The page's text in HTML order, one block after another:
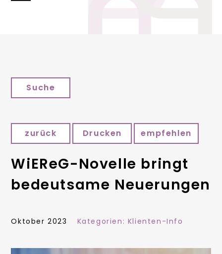
Suche
zurück Drucken empfehlen
WiEReG-Novelle bringt
bedeutsame Neuerungen
Oktober 2023 Kategorien: Klienten-Info